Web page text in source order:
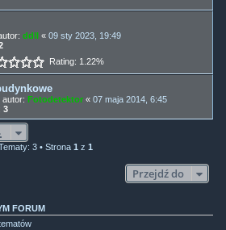
ddll « 09 sty 2023, 19:49
Rating: 1.22%
autor: Fotodetektor « 07 maja 2014, 6:45
3
3 • Strona 1 z 1
Przejdź do
FORUM